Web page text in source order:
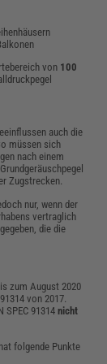
von 100
auch die
müssen sich
nach einem
Zugstrecken.
nur, wenn der
vertraglich
die die
zum August 2020
von 2017.
SPEC 91314nicht
folgende Punkte